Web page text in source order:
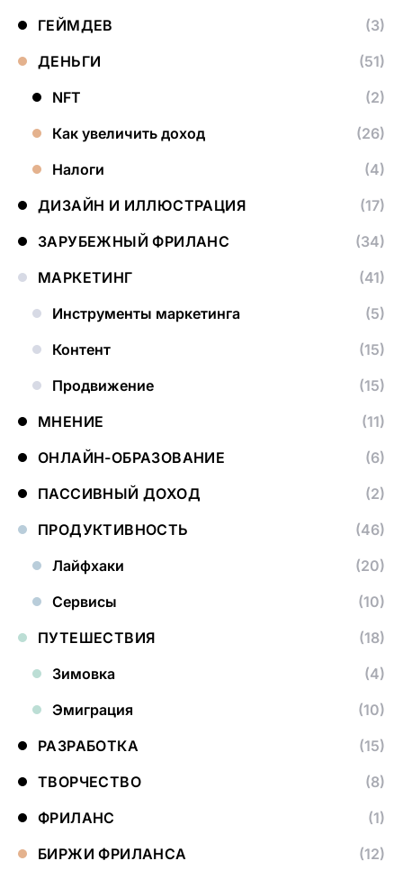
ГЕЙМДЕВ
(3)
ДЕНЬГИ
(51)
NFT
(2)
Как увеличить доход
(26)
Налоги
(4)
ДИЗАЙН И ИЛЛЮСТРАЦИЯ
(17)
ЗАРУБЕЖНЫЙ ФРИЛАНС
(34)
МАРКЕТИНГ
(41)
Инструменты маркетинга
(5)
Контент
(15)
Продвижение
(15)
МНЕНИЕ
(11)
ОНЛАЙН-ОБРАЗОВАНИЕ
(6)
ПАССИВНЫЙ ДОХОД
(2)
ПРОДУКТИВНОСТЬ
(46)
Лайфхаки
(20)
Сервисы
(10)
ПУТЕШЕСТВИЯ
(18)
Зимовка
(4)
Эмиграция
(10)
РАЗРАБОТКА
(15)
ТВОРЧЕСТВО
(8)
ФРИЛАНС
(1)
БИРЖИ ФРИЛАНСА
(12)